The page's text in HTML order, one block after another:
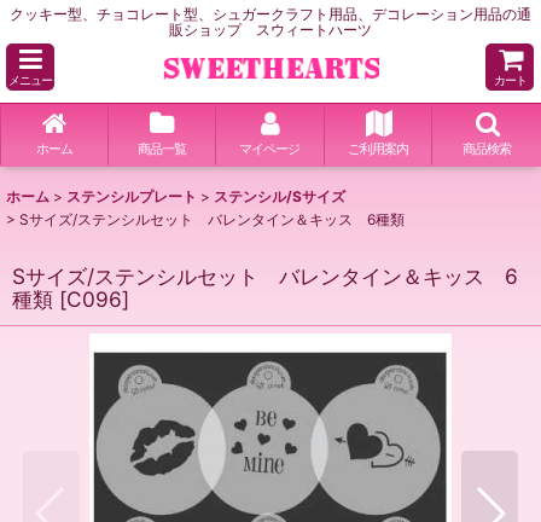
クッキー型、チョコレート型、シュガークラフト用品、デコレーション用品の通
販ショップ スウィートハーツ
メニュー カート
ホーム 商品一覧 マイページ ご利用案内 商品検索
ホーム > ステンシルプレート > ステンシル/Sサイズ
> Sサイズ/ステンシルセット バレンタイン＆キッス 6種類
Sサイズ/ステンシルセット バレンタイン＆キッス 6
種類 [C096]